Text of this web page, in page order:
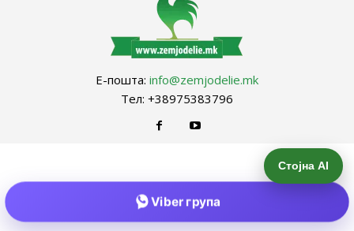
Е-пошта: info@zemjodelie.mk
Тел: +38975383796
Стојна AI
Viber група